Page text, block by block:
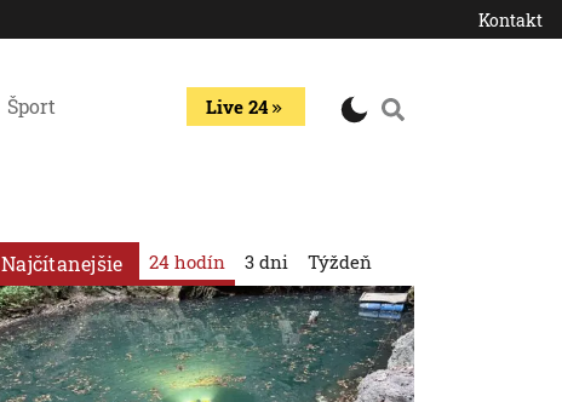
Kontakt
Šport Live 24
Najčítanejšie 24 hodín 3 dni Týždeň